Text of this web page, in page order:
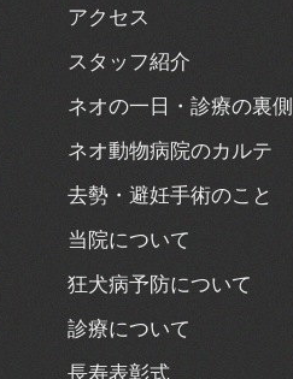
アクセス
スタッフ紹介
ネオの一日・診療の裏側
ネオ動物病院のカルテ
去勢・避妊手術のこと
当院について
狂犬病予防について
診療について
長寿表彰式